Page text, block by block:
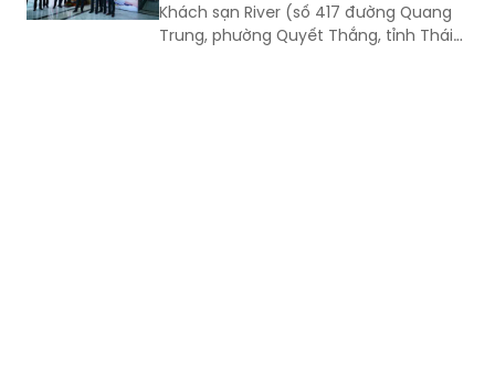
theo quy định của pháp luật. Đây là vụ
án kinh doanh, thương mại có giá trị